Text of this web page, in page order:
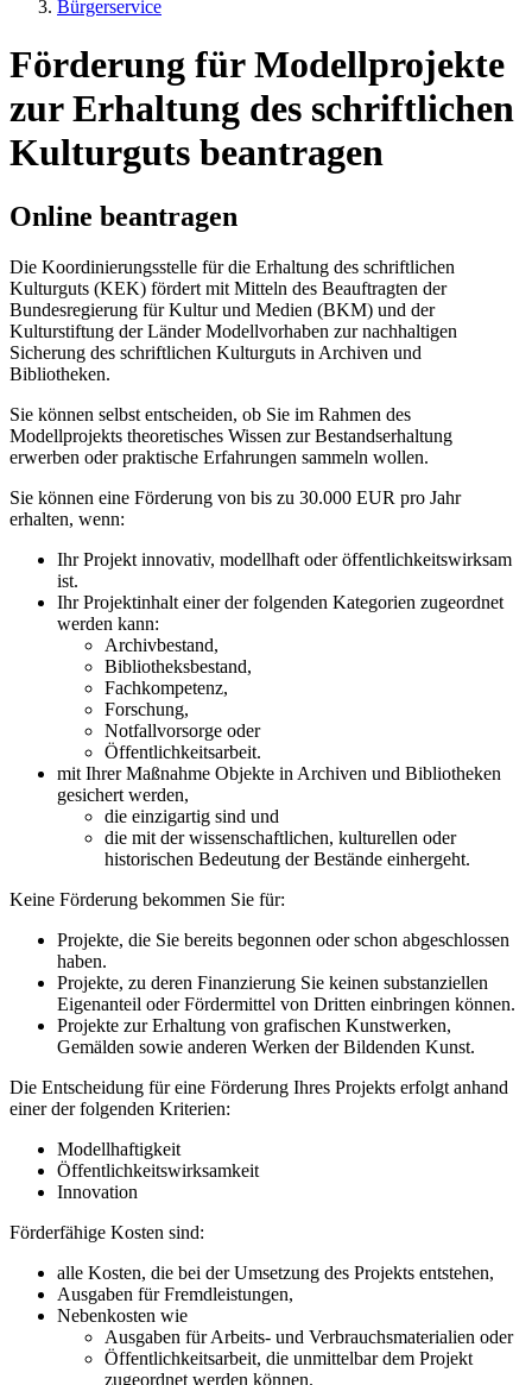
Bürgerservice
Förderung für Modellprojekte
zur Erhaltung des schriftlichen
Kulturguts beantragen
Online beantragen
Die Koordinierungsstelle für die Erhaltung des schriftlichen
Kulturguts (KEK) fördert mit Mitteln des Beauftragten der
Bundesregierung für Kultur und Medien (BKM) und der
Kulturstiftung der Länder Modellvorhaben zur nachhaltigen
Sicherung des schriftlichen Kulturguts in Archiven und
Bibliotheken.
Sie können selbst entscheiden, ob Sie im Rahmen des
Modellprojekts theoretisches Wissen zur Bestandserhaltung
erwerben oder praktische Erfahrungen sammeln wollen.
Sie können eine Förderung von bis zu 30.000 EUR pro Jahr
erhalten, wenn:
Ihr Projekt innovativ, modellhaft oder öffentlichkeitswirksam
ist.
Ihr Projektinhalt einer der folgenden Kategorien zugeordnet
werden kann:
Archivbestand,
Bibliotheksbestand,
Fachkompetenz,
Forschung,
Notfallvorsorge oder
Öffentlichkeitsarbeit.
mit Ihrer Maßnahme Objekte in Archiven und Bibliotheken
gesichert werden,
die einzigartig sind und
die mit der wissenschaftlichen, kulturellen oder
historischen Bedeutung der Bestände einhergeht.
Keine Förderung bekommen Sie für:
Projekte, die Sie bereits begonnen oder schon abgeschlossen
haben.
Projekte, zu deren Finanzierung Sie keinen substanziellen
Eigenanteil oder Fördermittel von Dritten einbringen können.
Projekte zur Erhaltung von grafischen Kunstwerken,
Gemälden sowie anderen Werken der Bildenden Kunst.
Die Entscheidung für eine Förderung Ihres Projekts erfolgt anhand
einer der folgenden Kriterien:
Modellhaftigkeit
Öffentlichkeitswirksamkeit
Innovation
Förderfähige Kosten sind:
alle Kosten, die bei der Umsetzung des Projekts entstehen,
Ausgaben für Fremdleistungen,
Nebenkosten wie
Ausgaben für Arbeits- und Verbrauchsmaterialien oder
Öffentlichkeitsarbeit, die unmittelbar dem Projekt
zugeordnet werden können.